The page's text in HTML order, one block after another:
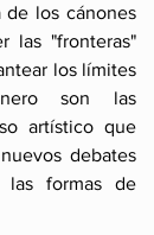
de los cánones
las "fronteras"
los límites
son las
artístico que
debates
las formas de